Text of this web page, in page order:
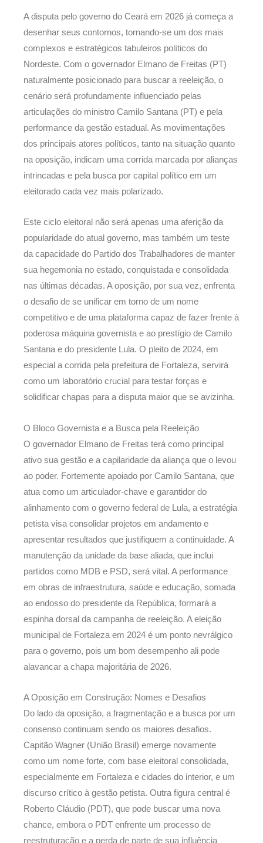
A disputa pelo governo do Ceará em 2026 já começa a
desenhar seus contornos, tornando-se um dos mais
complexos e estratégicos tabuleiros políticos do
Nordeste. Com o governador Elmano de Freitas (PT)
naturalmente posicionado para buscar a reeleição, o
cenário será profundamente influenciado pelas
articulações do ministro Camilo Santana (PT) e pela
performance da gestão estadual. As movimentações
dos principais atores políticos, tanto na situação quanto
na oposição, indicam uma corrida marcada por alianças
intrincadas e pela busca por capital político em um
eleitorado cada vez mais polarizado.
Este ciclo eleitoral não será apenas uma aferição da
popularidade do atual governo, mas também um teste
da capacidade do Partido dos Trabalhadores de manter
sua hegemonia no estado, conquistada e consolidada
nas últimas décadas. A oposição, por sua vez, enfrenta
o desafio de se unificar em torno de um nome
competitivo e de uma plataforma capaz de fazer frente à
poderosa máquina governista e ao prestígio de Camilo
Santana e do presidente Lula. O pleito de 2024, em
especial a corrida pela prefeitura de Fortaleza, servirá
como um laboratório crucial para testar forças e
solidificar chapas para a disputa maior que se avizinha.
O Bloco Governista e a Busca pela Reeleição
O governador Elmano de Freitas terá como principal
ativo sua gestão e a capilaridade da aliança que o levou
ao poder. Fortemente apoiado por Camilo Santana, que
atua como um articulador-chave e garantidor do
alinhamento com o governo federal de Lula, a estratégia
petista visa consolidar projetos em andamento e
apresentar resultados que justifiquem a continuidade. A
manutenção da unidade da base aliada, que inclui
partidos como MDB e PSD, será vital. A performance
em obras de infraestrutura, saúde e educação, somada
ao endosso do presidente da República, formará a
espinha dorsal da campanha de reeleição. A eleição
municipal de Fortaleza em 2024 é um ponto nevrálgico
para o governo, pois um bom desempenho ali pode
alavancar a chapa majoritária de 2026.
A Oposição em Construção: Nomes e Desafios
Do lado da oposição, a fragmentação e a busca por um
consenso continuam sendo os maiores desafios.
Capitão Wagner (União Brasil) emerge novamente
como um nome forte, com base eleitoral consolidada,
especialmente em Fortaleza e cidades do interior, e um
discurso crítico à gestão petista. Outra figura central é
Roberto Cláudio (PDT), que pode buscar uma nova
chance, embora o PDT enfrente um processo de
reestruturação e a perda de parte de sua influência